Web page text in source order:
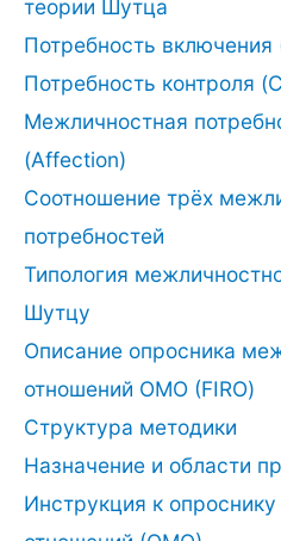
теории Шутца
Потребность включения
Потребность контроля
Межличностная
(Affection)
Соотношение трёх
потребностей
Типология
Шутцу
Описание опросника
отношений ОМО (FIRO)
Структура методики
Назначение и области
Инструкция к